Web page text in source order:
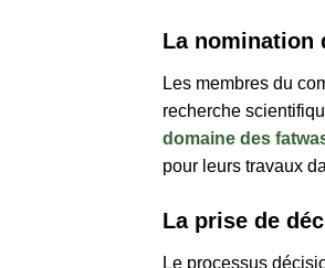
La nomination
Les membres du
recherche
domaine des
pour leurs travaux
La prise de
Le processus